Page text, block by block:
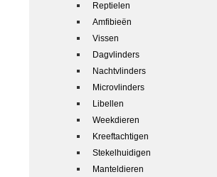
Reptielen
Amfibieën
Vissen
Dagvlinders
Nachtvlinders
Microvlinders
Libellen
Weekdieren
Kreeftachtigen
Stekelhuidigen
Manteldieren